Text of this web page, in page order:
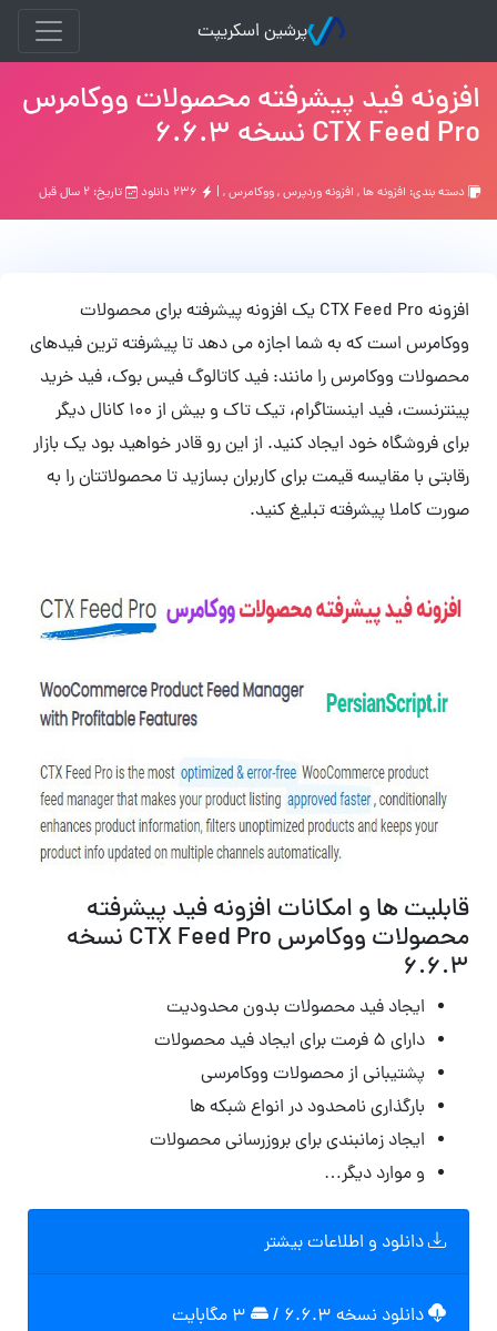
پرشین اسکریپت
افزونه فید پیشرفته محصولات ووکامرس
CTX Feed Pro نسخه 6.6.3
دسته بندی: افزونه ها, افزونه وردپرس,ووکامرس, | تاریخ: ۲ سال قبل
افزونه CTX Feed Pro یک افزونه پیشرفته برای محصولات
ووکامرس است که به شما اجازه می دهد تا پیشرفته ترین فیدهای
محصولات ووکامرس را مانند: فید کاتالوگ فیس‌ بوک، فید خرید
پینترنست، فید اینستاگرام، تیک تاک و بیش از 100 کانال دیگر
برای فروشگاه خود ایجاد کنید. از این رو قادر خواهید بود یک بازار
رقابتی با مقایسه قیمت برای کاربران بسازید تا محصولاتتان را به
صورت کاملا پیشرفته تبلیغ کنید.
قابلیت ها و امکانات افزونه فید پیشرفته
محصولات ووکامرس CTX Feed Pro نسخه
6.6.3
ایجاد فید محصولات بدون محدودیت
دارای ۵ فرمت برای ایجاد فید محصولات
پشتیبانی از محصولات ووکامرسی
بارگذاری نامحدود در انواع شبکه ها
ایجاد زمانبندی برای بروزرسانی محصولات
و موارد دیگر…
دانلود و اطلاعات بیشتر
دانلود نسخه ۶.۶.۳ /